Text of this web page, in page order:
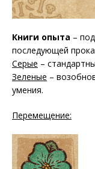
Книги опыта –
последующей
Серые –
Зеленые –
умения.
Перемещение: